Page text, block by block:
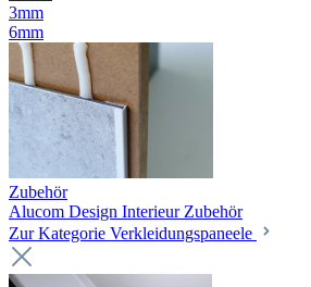
3mm
6mm
Zubehör
Alucom Design Interieur Zubehör
Zur Kategorie Verkleidungspaneele